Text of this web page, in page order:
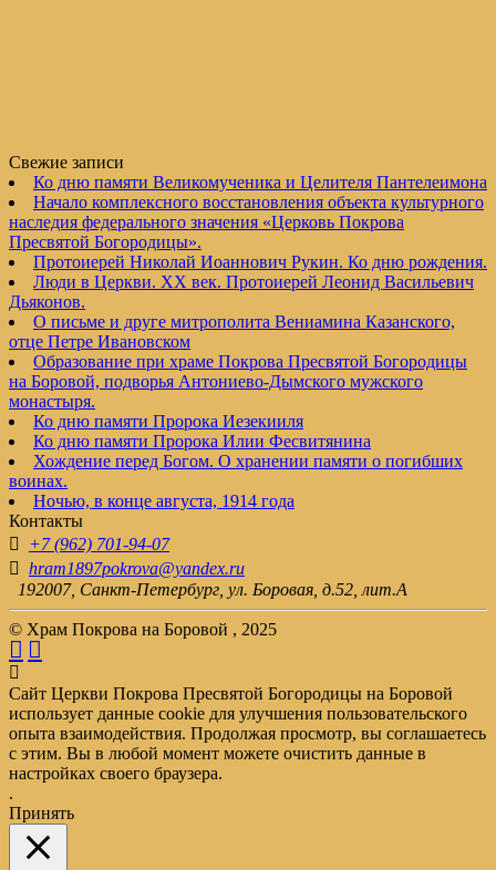
Свежие записи
Ко дню памяти Великомученика и Целителя Пантелеимона
Начало комплексного восстановления объекта культурного
наследия федерального значения «Церковь Покрова
Пресвятой Богородицы».
Протоиерей Николай Иоаннович Рукин. Ко дню рождения.
Люди в Церкви. XX век. Протоиерей Леонид Васильевич
Дьяконов.
О письме и друге митрополита Вениамина Казанского,
отце Петре Ивановском
Образование при храме Покрова Пресвятой Богородицы
на Боровой, подворья Антониево-Дымского мужского
монастыря.
Ко дню памяти Пророка Иезекииля
Ко дню памяти Пророка Илии Фесвитянина
Хождение перед Богом. О хранении памяти о погибших
воинах.
Ночью, в конце августа, 1914 года
Контакты
+7 (962) 701-94-07
hram1897pokrova@yandex.ru
192007, Санкт-Петербург, ул. Боровая, д.52, лит.А
© Храм Покрова на Боровой , 2025
Сайт Церкви Покрова Пресвятой Богородицы на Боровой
использует данные cookie для улучшения пользовательского
опыта взаимодействия. Продолжая просмотр, вы соглашаетесь
с этим. Вы в любой момент можете очистить данные в
настройках своего браузера.
.
Принять